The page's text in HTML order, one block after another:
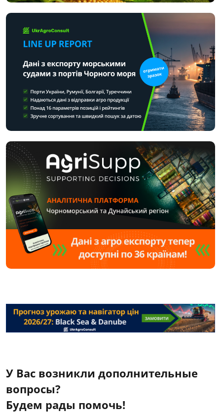
У Вас возникли дополнительные
вопросы?
Будем рады помочь!